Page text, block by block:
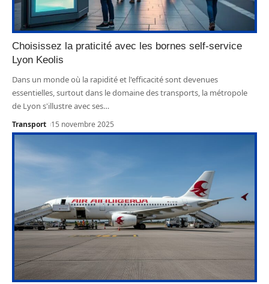
Choisissez la praticité avec les bornes self-service
Lyon Keolis
Dans un monde où la rapidité et l'efficacité sont devenues
essentielles, surtout dans le domaine des transports, la métropole
de Lyon s'illustre avec ses…
Transport 15 novembre 2025